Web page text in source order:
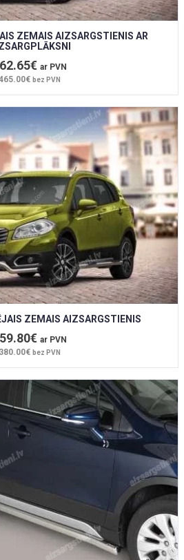
ZEMAIS AIZSARGSTIENIS AR
ar PVN
bez PVN
ZEMAIS AIZSARGSTIENIS
ar PVN
380.00€ bez PVN